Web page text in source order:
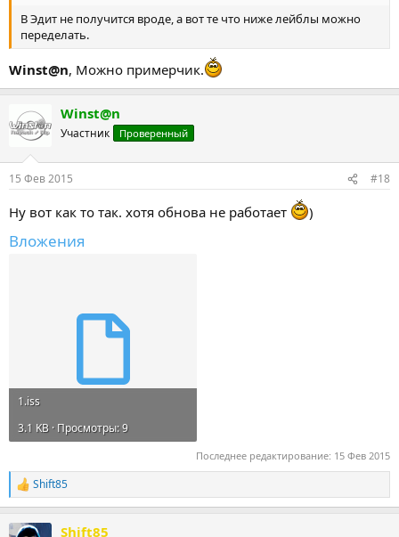
В Эдит не получится вроде, а вот те что ниже лейблы можно
переделать.
Winst@n, Можно примерчик.
Winst@n
Участник Проверенный
15 Фев 2015 #18
Ну вот как то так. хотя обнова не работает )
Вложения
1.iss
3.1 KB · Просмотры: 9
Последнее редактирование: 15 Фев 2015
Р
е
к
Shift85
Shift85